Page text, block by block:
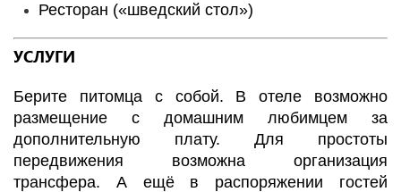
Ресторан («шведский стол»)
УСЛУГИ
Берите питомца с собой. В отеле возможно
размещение с домашним любимцем за
дополнительную плату. Для простоты
передвижения возможна организация
трансфера. А ещё в распоряжении гостей